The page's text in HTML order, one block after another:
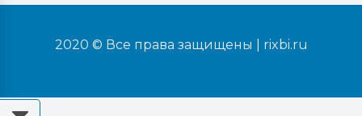
2020 © Все права защищены | rixbi.ru